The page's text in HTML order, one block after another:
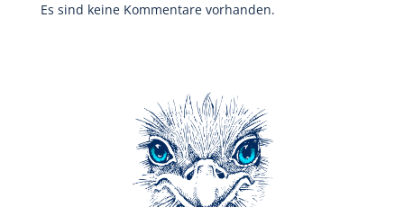
Es sind keine Kommentare vorhanden.